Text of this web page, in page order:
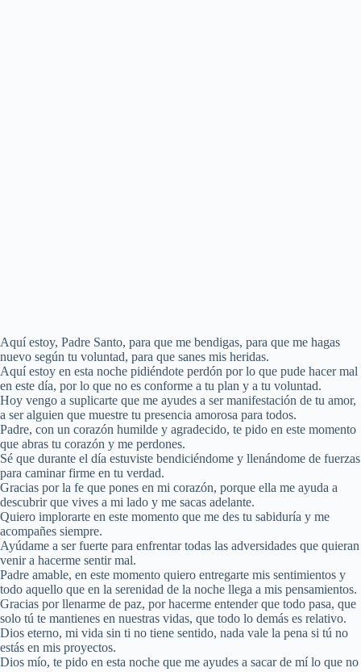
Aquí estoy, Padre Santo, para que me bendigas, para que me hagas
nuevo según tu voluntad, para que sanes mis heridas.
Aquí estoy en esta noche pidiéndote perdón por lo que pude hacer mal
en este día, por lo que no es conforme a tu plan y a tu voluntad.
Hoy vengo a suplicarte que me ayudes a ser manifestación de tu amor,
a ser alguien que muestre tu presencia amorosa para todos.
Padre, con un corazón humilde y agradecido, te pido en este momento
que abras tu corazón y me perdones.
Sé que durante el día estuviste bendiciéndome y llenándome de fuerzas
para caminar firme en tu verdad.
Gracias por la fe que pones en mi corazón, porque ella me ayuda a
descubrir que vives a mi lado y me sacas adelante.
Quiero implorarte en este momento que me des tu sabiduría y me
acompañes siempre.
Ayúdame a ser fuerte para enfrentar todas las adversidades que quieran
venir a hacerme sentir mal.
Padre amable, en este momento quiero entregarte mis sentimientos y
todo aquello que en la serenidad de la noche llega a mis pensamientos.
Gracias por llenarme de paz, por hacerme entender que todo pasa, que
solo tú te mantienes en nuestras vidas, que todo lo demás es relativo.
Dios eterno, mi vida sin ti no tiene sentido, nada vale la pena si tú no
estás en mis proyectos.
Dios mío, te pido en esta noche que me ayudes a sacar de mí lo que no